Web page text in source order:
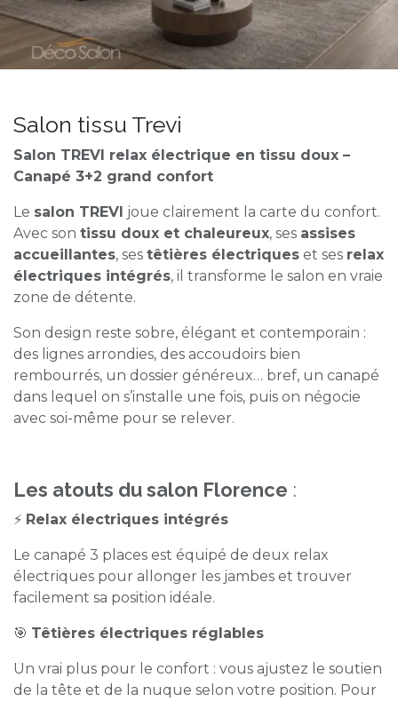
Salon tissu Trevi
Salon TREVI relax électrique en tissu doux –
Canapé 3+2 grand confort
Le salon TREVI joue clairement la carte du confort.
Avec son tissu doux et chaleureux, ses assises
accueillantes, ses têtières électriques et ses relax
électriques intégrés, il transforme le salon en vraie
zone de détente.
Son design reste sobre, élégant et contemporain :
des lignes arrondies, des accoudoirs bien
rembourrés, un dossier généreux… bref, un canapé
dans lequel on s’installe une fois, puis on négocie
avec soi-même pour se relever.
Les atouts du salon Florence :
⚡ Relax électriques intégrés
Le canapé 3 places est équipé de deux relax
électriques pour allonger les jambes et trouver
facilement sa position idéale.
🎯 Têtières électriques réglables
Un vrai plus pour le confort : vous ajustez le soutien
de la tête et de la nuque selon votre position. Pour